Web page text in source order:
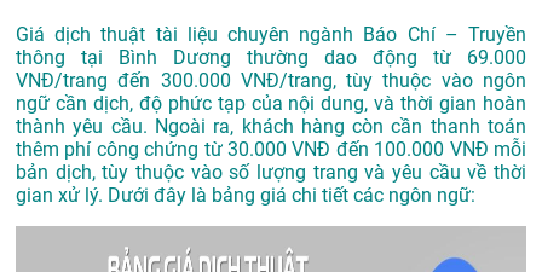
Giá dịch thuật tài liệu chuyên ngành Báo Chí – Truyền
thông tại Bình Dương thường dao động từ 69.000
VNĐ/trang đến 300.000 VNĐ/trang, tùy thuộc vào ngôn
ngữ cần dịch, độ phức tạp của nội dung, và thời gian hoàn
thành yêu cầu. Ngoài ra, khách hàng còn cần thanh toán
thêm phí công chứng từ 30.000 VNĐ đến 100.000 VNĐ mỗi
bản dịch, tùy thuộc vào số lượng trang và yêu cầu về thời
gian xử lý. Dưới đây là bảng giá chi tiết các ngôn ngữ: